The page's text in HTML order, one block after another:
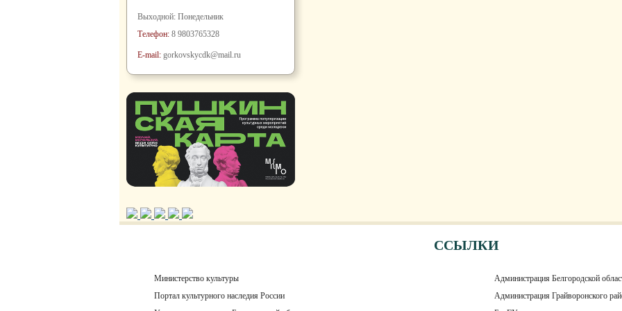
Выходной: Понедельник
Телефон: 8 9803765328
E-mail: gorkovskycdk@mail.ru
ССЫЛКИ
Министерство культуры
Портал культурного наследия России
Администрация Белгородской
Администрация Грайворонского